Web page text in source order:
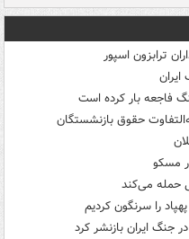
ترابزون اسپور
فاجعه بار کرده است
حقوق بازنشستگان
مسکو
جنگ ایران بازنشر کرد